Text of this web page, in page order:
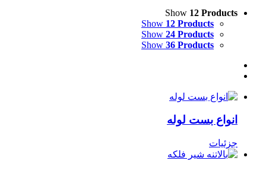
Show12 Products
Show12 Products
Show24 Products
Show36 Products
انواع بست لوله
جزئیات